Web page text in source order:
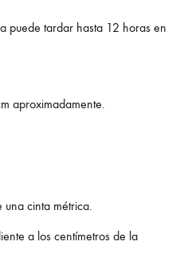
puede tardar hasta 12 horas en
aproximadamente.
cinta métrica.
a los centímetros de la